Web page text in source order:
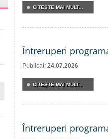
CITEŞTE MAI MULT...
Întreruperi
Publicat: 24.07.2026
CITEŞTE MAI MULT...
Întreruperi